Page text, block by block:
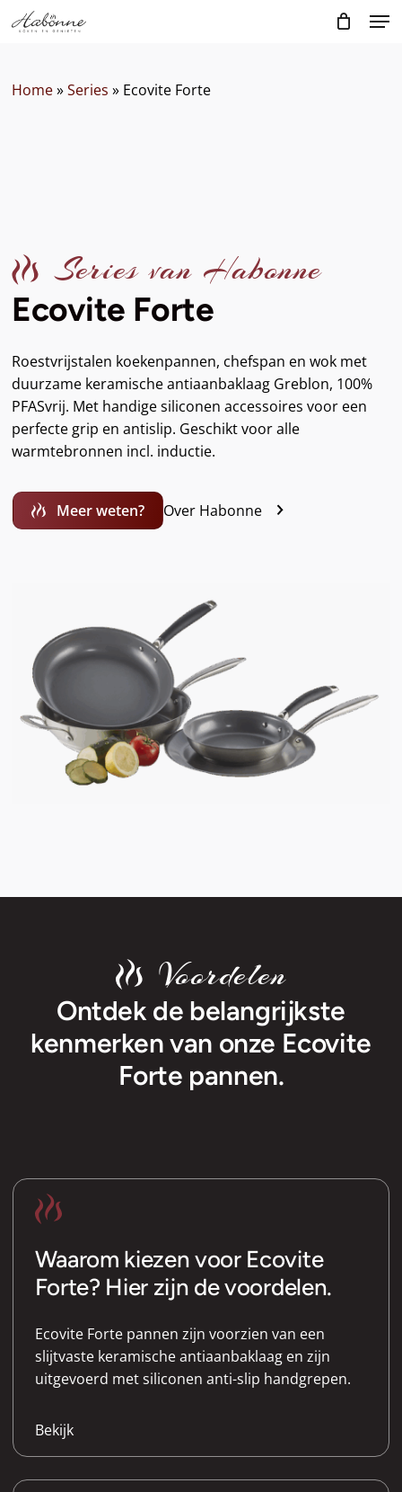
Skip
to
Home»Series » Ecovite Forte
Series van Habonne
Ecovite Forte
Roestvrijstalen koekenpannen, chefspan en wok met
duurzame keramische antiaanbaklaag Greblon, 100%
PFASvrij. Met handige siliconen accessoires voor een
perfecte grip en antislip. Geschikt voor alle
warmtebronnen incl. inductie.
Meer weten? Over Habonne
Voordelen
Ontdek de belangrijkste
kenmerken van onze Ecovite
Forte pannen.
Waarom kiezen voor Ecovite
Forte? Hier zijn de voordelen.
Ecovite Forte pannen zijn voorzien van een
slijtvaste keramische antiaanbaklaag en zijn
uitgevoerd met siliconen anti-slip handgrepen.
Bekijk